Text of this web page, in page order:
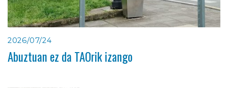
2026/07/24
Abuztuan ez da TAOrik izango